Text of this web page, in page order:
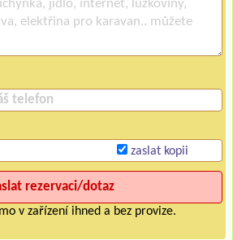
zaslat kopii
v zařízení ihned a bez provize.